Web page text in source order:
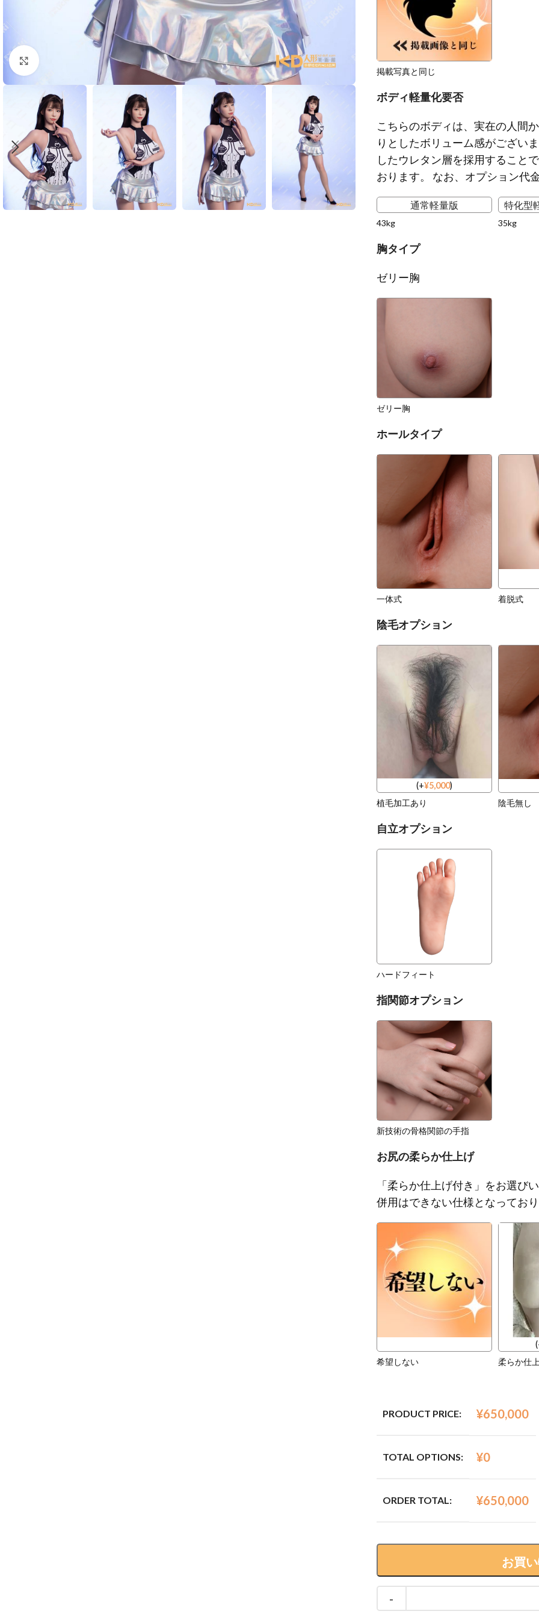
Click to enlarge
掲載写真と同じ
ボディ軽量化要否
こちらのボディは、実在の人間
りとしたボリューム感がござい
したウレタン層を採用すること
おります。 なお、オプション代
通常軽量版
43kg
特化型
35kg
胸タイプ
ゼリー胸
ゼリー胸
ホールタイプ
一体式 着脱式
陰毛オプション
(+¥5,000)
植毛加工あり
陰毛無し
自立オプション
ハードフィート
指関節オプション
新技術の骨格関節の手指
お尻の柔らか仕上げ
「柔らか仕上げ付き」をお選び
併用はできない仕様となっており
希望しない
(
柔らか仕
PRODUCT PRICE: ¥650,000
TOTAL OPTIONS: ¥0
ORDER TOTAL: ¥650,000
お買